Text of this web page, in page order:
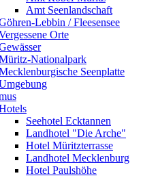
Amt Seenlandschaft
Lebbin / Fleesensee
Orte
Nationalpark
Seenplatte
Seehotel Ecktannen
Landhotel "Die Arche"
Hotel Müritzterrasse
Landhotel Mecklenburg
Hotel Paulshöhe